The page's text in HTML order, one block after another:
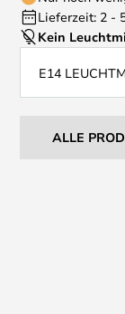
Lieferzeit: 2 -
Kein
E14
ALLE